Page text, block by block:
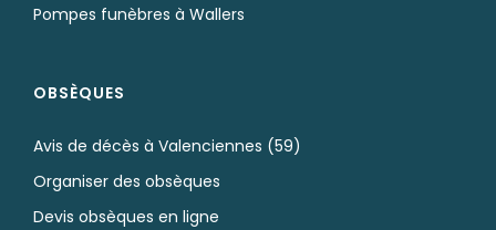
Pompes funèbres à Wallers
OBSÈQUES
Avis de décès à Valenciennes (59)
Organiser des obsèques
Devis obsèques en ligne